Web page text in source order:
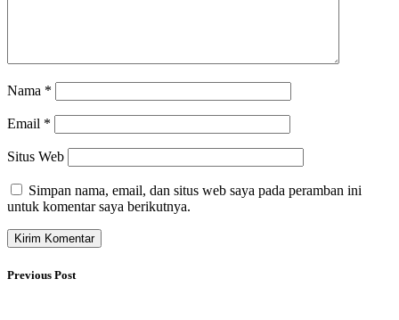
Nama *
Email *
Situs Web
Simpan nama, email, dan situs web saya pada peramban ini
untuk komentar saya berikutnya.
Previous Post